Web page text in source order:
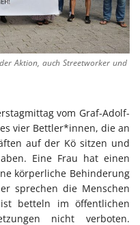
Aktion, auch Streetworker und
vom Graf-Adolf-
vier Bettler*innen, die an
auf der Kö sitzen und
Eine Frau hat einen
körperliche Behinderung
sprechen die Menschen
betteln im öffentlichen
nicht verboten.